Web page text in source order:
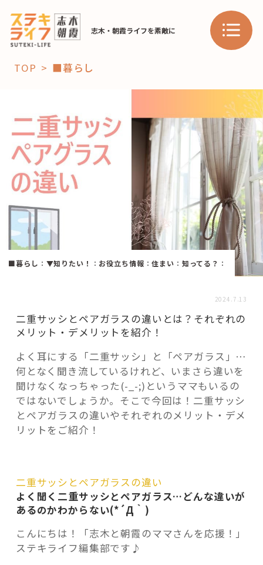
志木・朝霞ライフを素敵に
子育て
暮らし
おすすめ
スポット 学び・教育
「場」
HAREL HAREL
活用事例
「モノ」
fleXe リノベ事例
「ひと」
協賛・協力店
これからの暮らし 住み替え相談
TOP ■暮らし
■暮らし ： ▼知りたい！ ： お役立ち情報 ：住まい ： 知ってる？ ：
2024.7.13
二重サッシとペアガラスの違いとは？それぞれの
メリット・デメリットを紹介！
よく耳にする「二重サッシ」と「ペアガラス」…
何となく聞き流しているけれど、いまさら違いを
聞けなくなっちゃった(-_-;)というママもいるの
ではないでしょうか。そこで今回は！二重サッシ
とペアガラスの違いやそれぞれのメリット・デメ
リットをご紹介！
二重サッシとペアガラスの違い
よく聞く二重サッシとペアガラス…どんな違いが
あるのかわからない(*´Д｀)
こんにちは！「志木と朝霞のママさんを応援！」
ステキライフ編集部です♪